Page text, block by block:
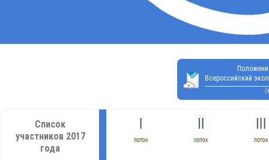
Всероссийский
Список
участников 2017
года